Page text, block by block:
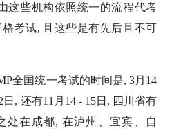
这些机构依照统一的流程代考
考试, 且这些是有先后且不可
全国统一考试的时间是, 3月14
日, 还有11月14 - 15日, 四川省有
处在成都, 在泸州、宜宾、自